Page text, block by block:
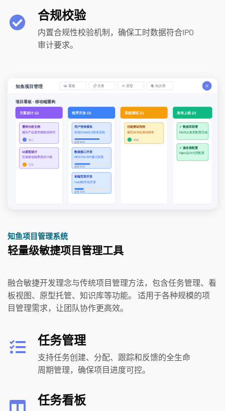
合规校验
内置合规性校验机制，确保工时数据符合IPO
审计要求。
知鱼项目管理系统
轻量级敏捷项目管理工具
融合敏捷开发理念与传统项目管理方法，包含任务管理、看
板视图、原型托管、知识库等功能。 适用于各种规模的项
目管理需求，让团队协作更高效。
任务管理
支持任务创建、分配、跟踪和反馈的全生命
周期管理，确保项目进度可控。
任务看板